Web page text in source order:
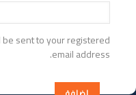
sent to your registered
email address.